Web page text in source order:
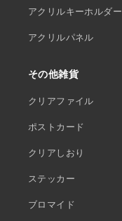
アクリルキーホルダー
アクリルパネル
その他雑貨
クリアファイル
ポストカード
クリアしおり
ステッカー
ブロマイド